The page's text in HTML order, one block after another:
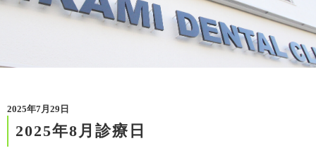
2025年7月29日
2025年8月診療日